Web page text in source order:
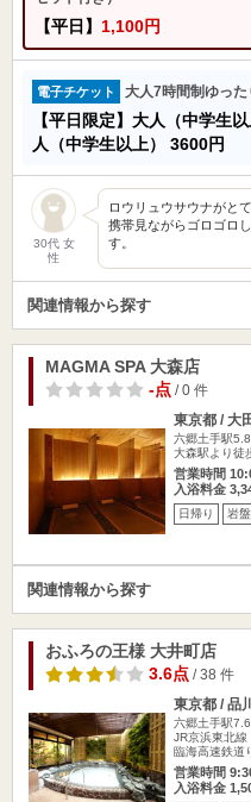
【平日】 1,100円
電子チケット 大人7時間制ゆっ
【平日限定】大人（中学生以
人（中学生以上） 3600円
30代 女
性
ロウリュウサウナがと
携帯見ながらゴロゴロ
す。
関連情報から探す
MAGMA SPA 大森店
-点/ 0 件
東京都 / 大
六郷土手駅
大森駅より徒
営業時間
入浴料金
日帰り 岩
関連情報から探す
おふろの王様 大井町店
3.6点/ 38 件
東京都 / 品
六郷土手駅
JR京浜東北
臨海高速鉄道
営業時間
入浴料金